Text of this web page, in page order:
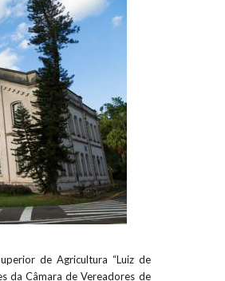
de Agricultura “Luiz de
da Câmara de Vereadores de